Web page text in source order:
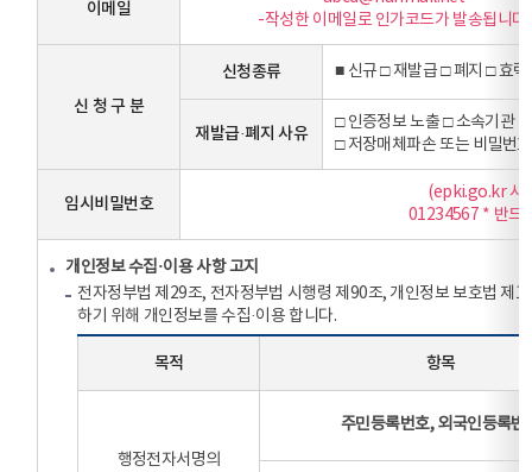
이메일
-작성한 이메일로 인가코드가 발송됩니다.
신 청 구 분
신청종류 ■ 신규 □ 재발급 □ 폐지 □ 효
재발급·폐지 사유
□ 인증정보 노출 □ 소속기관
□ 저장매체파손 또는 비밀번
임시비밀번호
(epki.go.kr 사
01234567 * 반드
개인정보 수집·이용 사항 고지
전자정부법 제29조, 전자정부법 시행령 제90조, 개인정보 보호법 제
하기 위해 개인정보를 수집·이용 합니다.
목적 항목
행정전자서명의
주민등록번호, 외국인등록번